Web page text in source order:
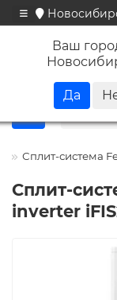
Ваш
Сплит-система
Сплит-
inverter